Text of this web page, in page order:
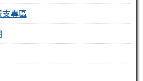
專區